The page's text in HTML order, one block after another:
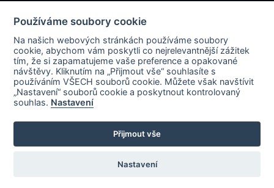
© 2017-2026 Pneucentrum N&N.
Webové stránky realizovalMatosoft.
PNEUCENTRUM N & N s. r. o.
ve spolupráci s Ministerstvem průmyslu a
„FVE-PNEUCENTRUM NN-OLOMOUC“, rgč.
CZ.31.3.0/0.0/0.0/22_001/0006195. Projekt je spolufinancován
Evropskou unií. V rámci projektu byla na střechu místa podnikání
obnovitelných zdrojů energie a energetickou soběstačnost.
Používáme soubory cookie
Na našich webových stránkách používáme soubory
cookie, abychom vám poskytli co nejrelevantnější zážitek
tím, že si zapamatujeme vaše preference a opakované
návštěvy. Kliknutím na „Přijmout vše“ souhlasíte s
používáním VŠECH souborů cookie. Můžete však navštívit
„Nastavení“ souborů cookie a poskytnout kontrolovaný
souhlas. Nastavení
Přijmout vše
Nastavení